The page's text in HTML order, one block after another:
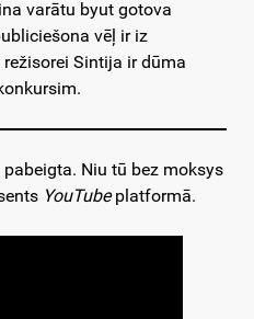
varātu byut gotova
vēļ ir iz
Sintija ir dūma
Niu tū bez moksys
YouTubeplatformā.